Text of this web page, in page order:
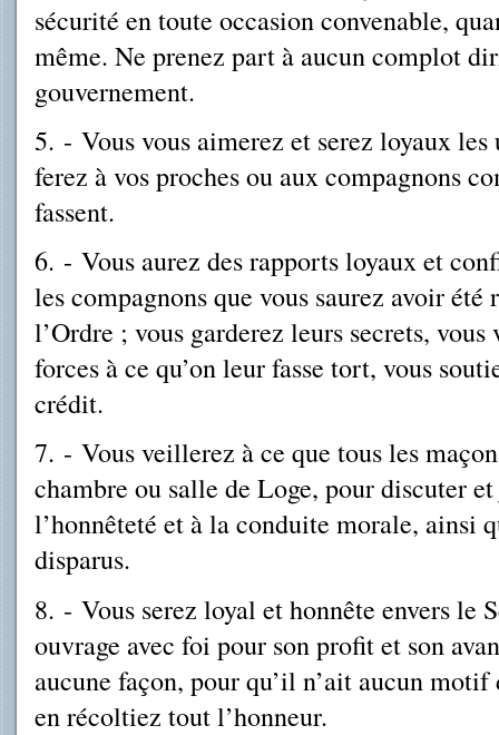
sécurité en toute occasion convenable,
même. Ne prenez part à aucun complot
gouvernement.
5. - Vous vous aimerez et serez loyaux les
ferez à vos proches ou aux compagnons
fassent.
6. - Vous aurez des rapports loyaux et
les compagnons que vous saurez avoir été
l’Ordre ; vous garderez leurs secrets, vous
forces à ce qu’on leur fasse tort, vous
crédit.
7. - Vous veillerez à ce que tous les
chambre ou salle de Loge, pour discuter
l’honnêteté et à la conduite morale, ainsi
disparus.
8. - Vous serez loyal et honnête envers le
ouvrage avec foi pour son profit et son
aucune façon, pour qu’il n’ait aucun
en récoltiez tout l’honneur.